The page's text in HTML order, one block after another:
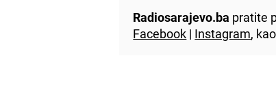
Radiosarajevo.ba pratite
Facebook | Instagram,